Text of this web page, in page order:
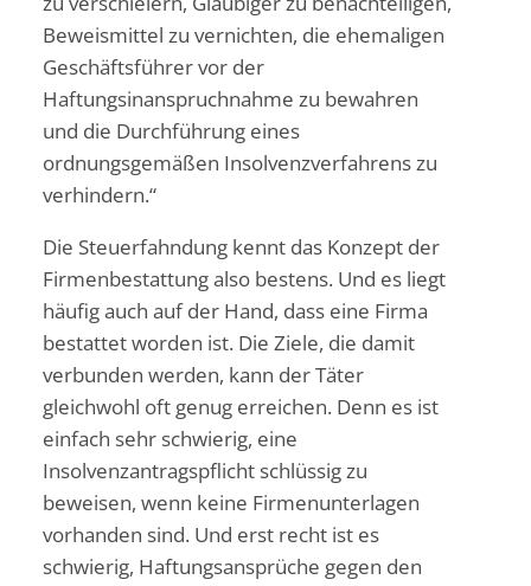
Beweismittel zu vernichten, die ehemaligen
Geschäftsführer vor der
Haftungsinanspruchnahme zu bewahren
und die Durchführung eines
ordnungsgemäßen Insolvenzverfahrens zu
verhindern.“
Die Steuerfahndung kennt das Konzept der
Firmenbestattung also bestens. Und es liegt
häufig auch auf der Hand, dass eine Firma
bestattet worden ist. Die Ziele, die damit
verbunden werden, kann der Täter
gleichwohl oft genug erreichen. Denn es ist
einfach sehr schwierig, eine
Insolvenzantragspflicht schlüssig zu
beweisen, wenn keine Firmenunterlagen
vorhanden sind. Und erst recht ist es
schwierig, Haftungsansprüche gegen den